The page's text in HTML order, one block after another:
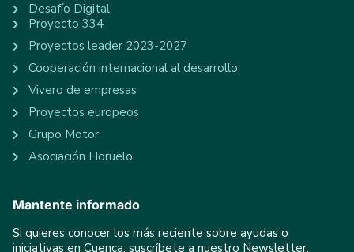
Desafío Digital
Proyecto 334
Proyectos leader 2023-2027
Cooperación internacional al desarrollo
Vivero de empresas
Proyectos europeos
Grupo Motor
Asociación Horuelo
Mantente informado
Si quieres conocer los más reciente sobre ayudas o
iniciativas en Cuenca, suscríbete a nuestro Newsletter.